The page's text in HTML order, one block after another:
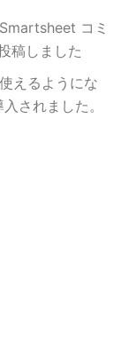
コミ
稿しました
えるようにな
されました。